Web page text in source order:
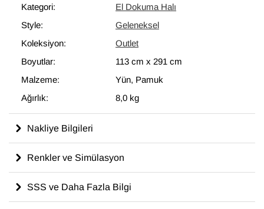
ortaya çıkartır.
113 cm x 291 cm
ölçülerinde olan bu halı, pamuktan üzerine yün
ile dokunmuştur.
Kategori:
El Dokuma Halı
Style:
Geleneksel
Koleksiyon:
Outlet
Boyutlar:
113 cm x 291 cm
Malzeme:
Yün, Pamuk
Ağırlık:
8,0 kg
Nakliye Bilgileri
Renkler ve Simülasyon
SSS ve Daha Fazla Bilgi